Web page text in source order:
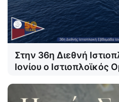
Στην 36η Διεθνή
Ιονίου ο